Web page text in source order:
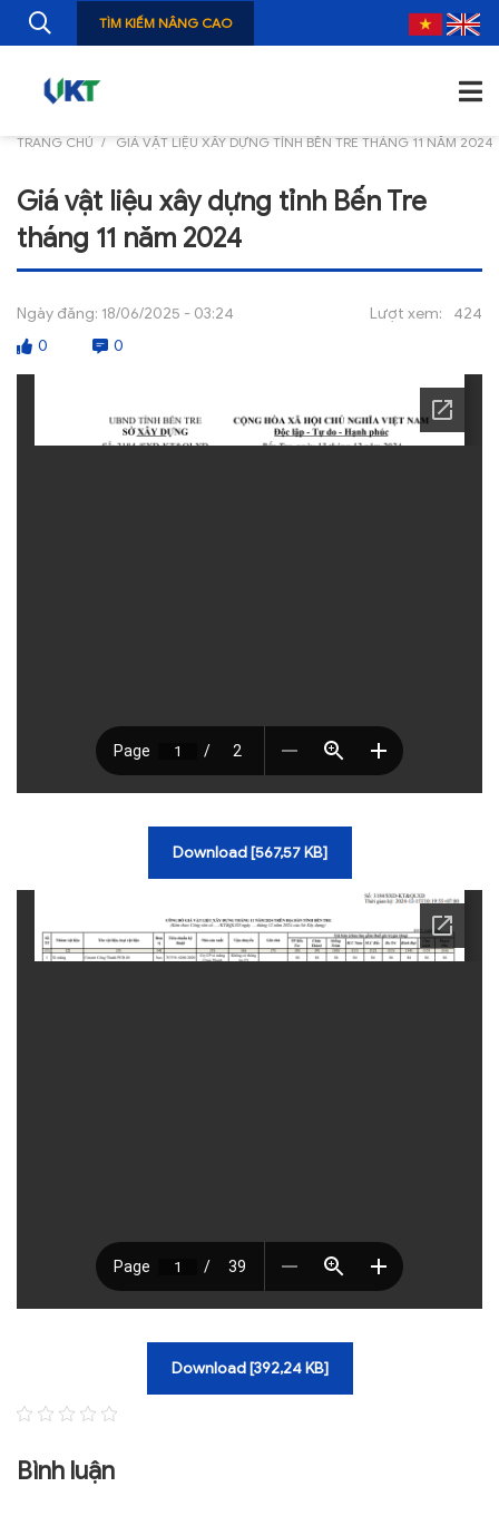
GIỚI THIỆU
TIN TỨC
NGHIÊN CỨU
ẤN PHẨM
TƯ VẤN
TÌM KIẾM NÂNG CAO
TRANG CHỦ GIÁ VẬT LIỆU XÂY DỰNG TỈNH BẾN TRE THÁNG 11 NĂM 2024
Giá vật liệu xây dựng tỉnh Bến Tre
tháng 11 năm 2024
Ngày đăng: 18/06/2025 - 03:24 Lượt xem:
424
0
0
Download [567,57 KB]
Download [392,24 KB]
Bình luận